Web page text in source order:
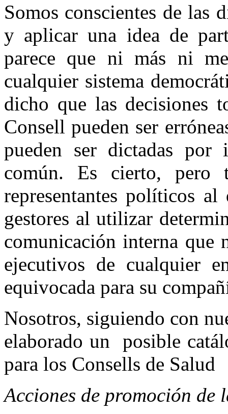
Somos conscientes de las
y aplicar una idea de
parece que ni más ni
cualquier sistema
dicho que las decisiones
Consell pueden ser
pueden ser dictadas
común. Es cierto, pero
representantes políticos
gestores al utilizar
comunicación interna que
ejecutivos de cualquier
equivocada para su
Nosotros, siguiendo con
elaborado un posible
para los Consells de Salud
Acciones de promoción de